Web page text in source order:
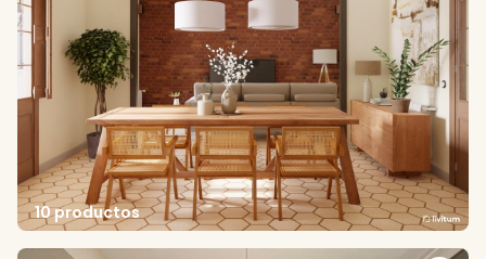
10 productos